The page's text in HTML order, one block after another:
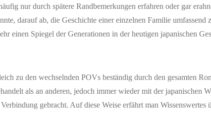
nur durch spätere Randbemerkungen erfahren oder gar
darauf ab, die Geschichte einer einzelnen Familie
einen Spiegel der Generationen in der heutigen japanischen
zu den wechselnden POVs beständig durch den gesamten
als an anderen, jedoch immer wieder mit der japanischen
gebracht. Auf diese Weise erfährt man